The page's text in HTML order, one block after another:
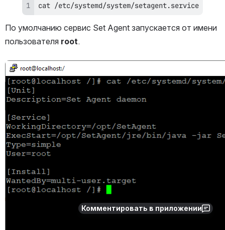
Комментировать в приложении
cat /etc/systemd/system/setagent.service
По умолчанию сервис Set Agent запускается от имени
пользователя root.
Открыть файл «»